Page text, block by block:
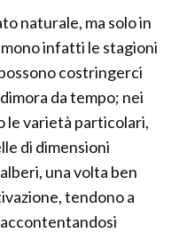
naturale, ma solo in
infatti le stagioni
costringerci
da tempo; nei
le varietà particolari,
di dimensioni
una volta ben
tendono a